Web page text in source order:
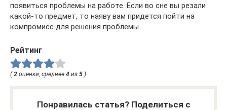
появиться проблемы на работе. Если во сне вы резали
какой-то предмет, то наяву вам придется пойти на
компромисс для решения проблемы.
Рейтинг
(2 оценки, среднее 4 из 5 )
Понравилась статья? Поделиться с